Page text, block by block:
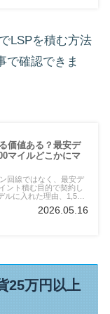
LSPを積む方法
で確認できま
価値ある？最安デ
マイルどこかにマ
回線ではなく、最安デ
ント積む目的で契約し
ルに入れた理由、1,500
2026.05.16
25万円以上